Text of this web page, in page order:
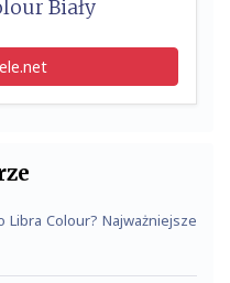
Biały
Colour? Najważniejsze